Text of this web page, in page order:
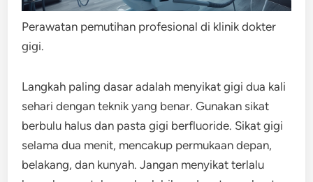
Perawatan pemutihan profesional di klinik dokter
gigi.
Langkah paling dasar adalah menyikat gigi dua kali
sehari dengan teknik yang benar. Gunakan sikat
berbulu halus dan pasta gigi berfluoride. Sikat gigi
selama dua menit, mencakup permukaan depan,
belakang, dan kunyah. Jangan menyikat terlalu